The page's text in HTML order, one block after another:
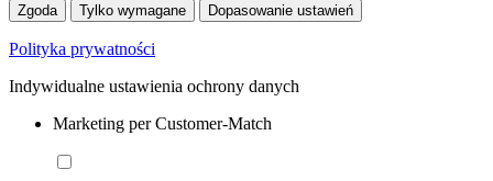
Zgoda Tylko wymagane Dopasowanie ustawień
Polityka prywatności
Indywidualne ustawienia ochrony danych
Marketing per Customer-Match